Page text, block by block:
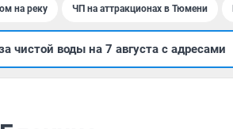
на реку ЧП на аттракционах в Тюмени
чистой воды на 7 августа с адресами